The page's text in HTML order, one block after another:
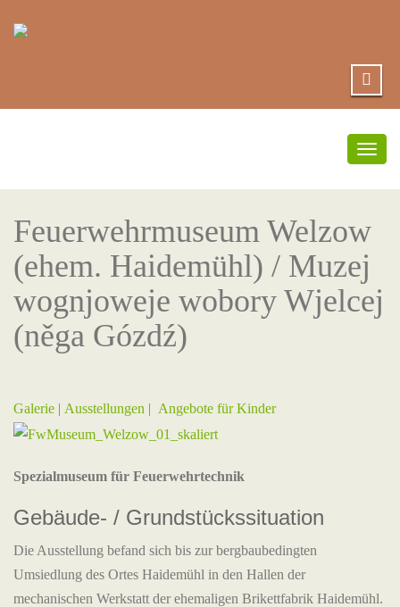
Feuerwehrmuseum Welzow
(ehem. Haidemühl) / Muzej
wognjoweje wobory Wjelcej
(něga Gózdź)
Galerie | Ausstellungen | Angebote für Kinder
Spezialmuseum für Feuerwehrtechnik
Gebäude- / Grundstückssituation
Die Ausstellung befand sich bis zur bergbaubedingten
Umsiedlung des Ortes Haidemühl in den Hallen der
mechanischen Werkstatt der ehemaligen Brikettfabrik Haidemühl.